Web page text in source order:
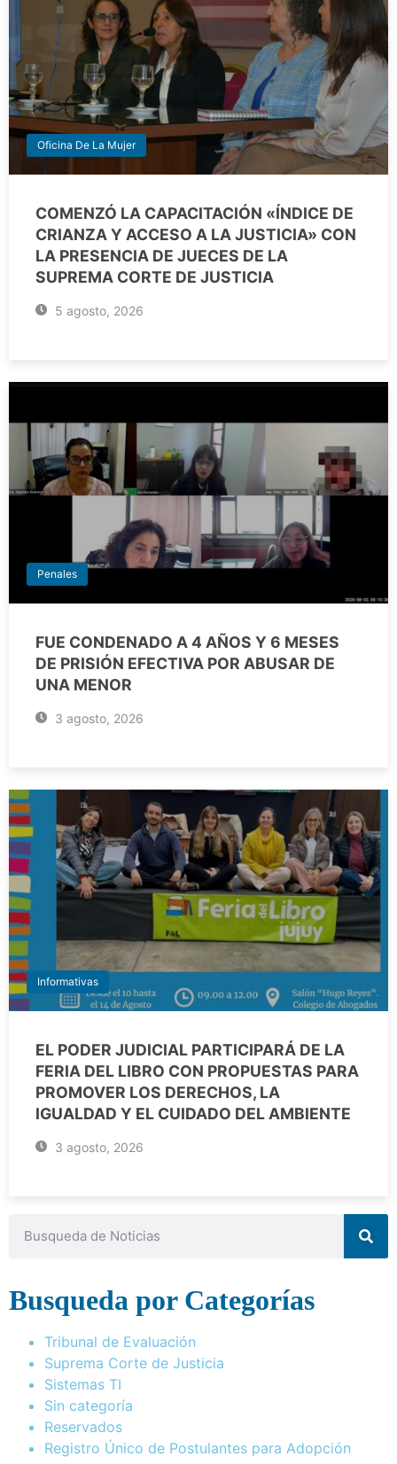
Oficina De La Mujer
COMENZÓ LA CAPACITACIÓN «ÍNDICE DE
CRIANZA Y ACCESO A LA JUSTICIA» CON
LA PRESENCIA DE JUECES DE LA
SUPREMA CORTE DE JUSTICIA
5 agosto, 2026
Penales
FUE CONDENADO A 4 AÑOS Y 6 MESES
DE PRISIÓN EFECTIVA POR ABUSAR DE
UNA MENOR
3 agosto, 2026
Informativas
EL PODER JUDICIAL PARTICIPARÁ DE LA
FERIA DEL LIBRO CON PROPUESTAS PARA
PROMOVER LOS DERECHOS, LA
IGUALDAD Y EL CUIDADO DEL AMBIENTE
3 agosto, 2026
Busqueda por Categorías
Tribunal de Evaluación
Suprema Corte de Justicia
Sistemas TI
Sin categoría
Reservados
Registro Único de Postulantes para Adopción